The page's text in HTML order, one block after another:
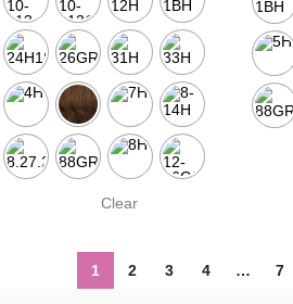
Clear
1 2 3 4 … 7